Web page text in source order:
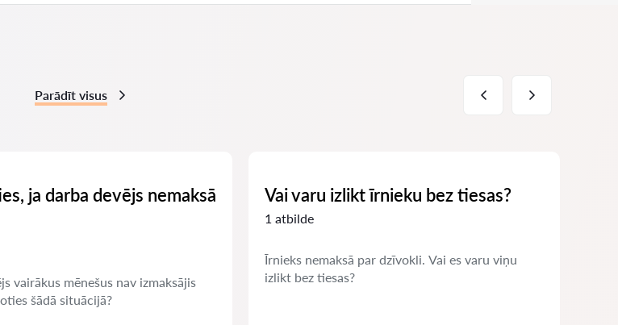
Parādīt visus
ja darba devējs nemaksā
vairākus mēnešus nav izmaksājis
šādā situācijā?
Vai varu izlikt īrnieku bez tiesas?
1 atbilde
Īrnieks nemaksā par dzīvokli. Vai es varu viņu
izlikt bez tiesas?